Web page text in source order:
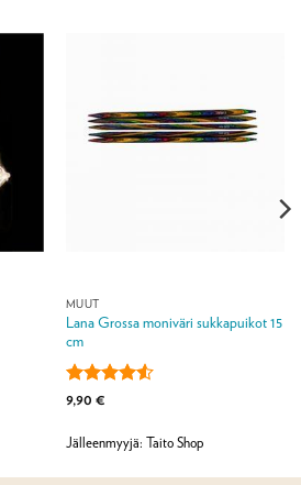
MUUT
Lana Grossa moniväri sukkapuikot 15
cm
Arvostelu
4.5
9,90 €
Jälleenmyyjä: Taito Shop